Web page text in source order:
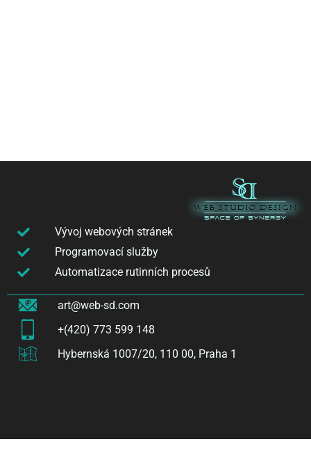
Vývoj webových stránek
Programovací služby
Automatizace rutinních procesů
art@web-sd.com
+(420) 773 599 148
Hybernská 1007/20, 110 00, Praha 1